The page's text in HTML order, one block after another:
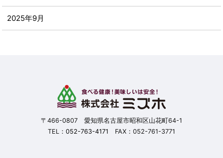
2025年9月
〒466-0807 愛知県名古屋市昭和区山花町64-1
TEL： 052-763-4171 FAX：052-761-3771